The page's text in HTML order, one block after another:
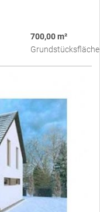
700,00 m²
Grundstücksfläche